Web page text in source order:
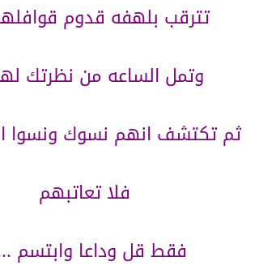
تترقب بلهفه قدوم
وتمل الساعه من نظرتك
ثم تكتشف انهم نسوك ونسوا
فلا تعاتبهم
فقط قل وداعا وابتسم